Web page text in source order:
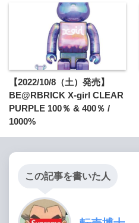
【2022/10/8（土）発売】
BE@RBRICK X-girl CLEAR
PURPLE 100％ & 400％ /
1000%
この記事を書いた人